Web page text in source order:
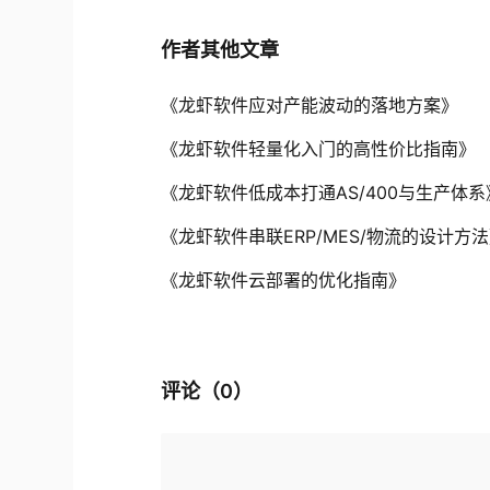
作者其他文章
《龙虾软件应对产能波动的落地方案》
《龙虾软件轻量化入门的高性价比指南》
《龙虾软件低成本打通AS/400与生产体系
《龙虾软件串联ERP/MES/物流的设计方
《龙虾软件云部署的优化指南》
评论（0）